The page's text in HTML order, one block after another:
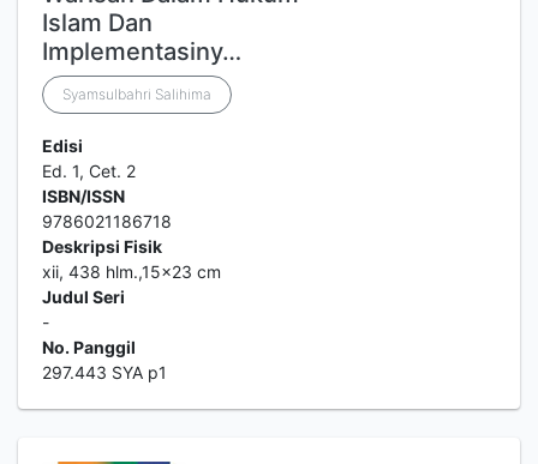
Islam Dan
Implementasiny…
Syamsulbahri Salihima
Edisi
Ed. 1, Cet. 2
ISBN/ISSN
9786021186718
Deskripsi Fisik
xii, 438 hlm.,15x23 cm
Judul Seri
-
No. Panggil
297.443 SYA p1